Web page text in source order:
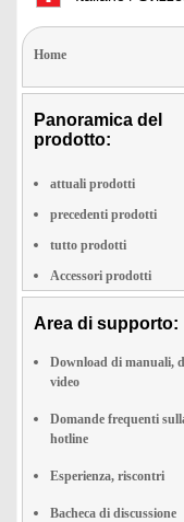
Home
Panoramica del
prodotto:
attuali prodotti
precedenti prodotti
tutto prodotti
Accessori prodotti
Area di supporto:
Download di manuali,
video
Domande frequenti
hotline
Esperienza, riscontri
Bacheca di discussione